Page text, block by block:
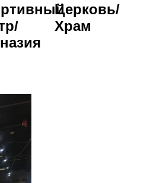
Церковь/
Храм